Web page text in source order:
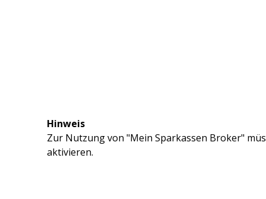
Hinweis
Zur Nutzung von "Mein Sparkassen Broker"
aktivieren.